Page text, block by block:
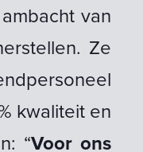
van
Ze
kwaliteit en
“Voor ons